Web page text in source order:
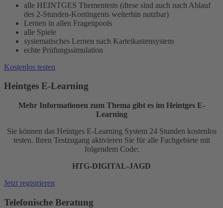
alle HEINTGES Thementests (diese sind auch nach Ablauf
des 2-Stunden-Kontingents weiterhin nutzbar)
Lernen in allen Fragenpools
alle Spiele
systematisches Lernen nach Karteikastensystem
echte Prüfungssimulation
Kostenlos testen
Heintges E-Learning
Mehr Informationen zum Thema gibt es im Heintges E-
Learning
Sie können das Heintges E-Learning System 24 Stunden kostenlos
testen. Ihren Testzugang aktivieren Sie für alle Fachgebiete mit
folgendem Code:
HTG-DIGITAL-JAGD
Jetzt registrieren
Telefonische Beratung